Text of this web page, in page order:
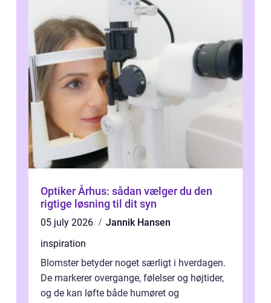
Optiker Århus: sådan vælger du den
rigtige løsning til dit syn
05 july 2026
Jannik Hansen
inspiration
Blomster betyder noget særligt i hverdagen.
De markerer overgange, følelser og højtider,
og de kan løfte både humøret og